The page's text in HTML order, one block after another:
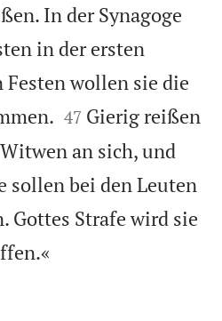
In der Synagoge
in der ersten
Festen wollen sie die


47 Gierig reißen
an sich, und
sollen bei den Leuten
Gottes Strafe wird sie